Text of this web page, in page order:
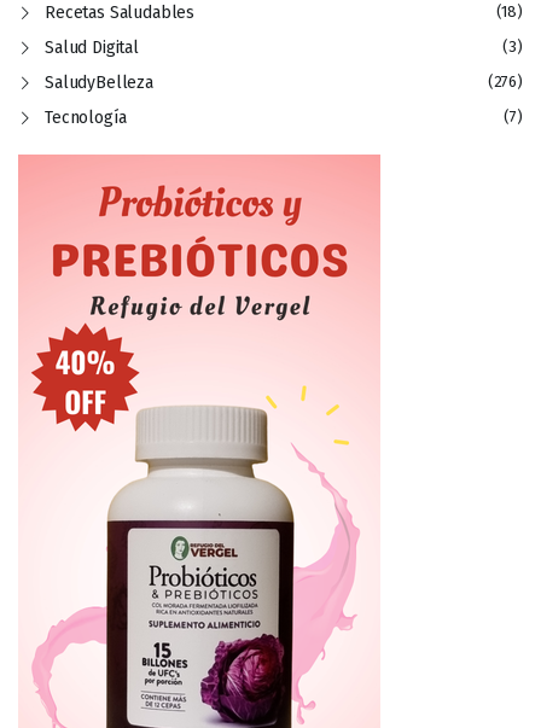
Recetas Saludables (18)
Salud Digital (3)
SaludyBelleza (276)
Tecnología (7)